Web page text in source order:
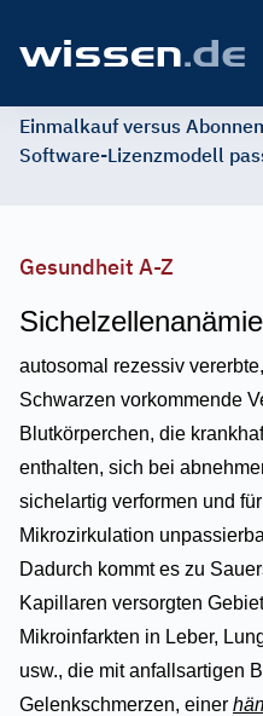
Einmalkauf versus
Software-Lizenzmodell
Gesundheit A-Z
Sichelzellenanämie
autosomal rezessiv
Schwarzen vorkommende
Blutkörperchen, die
enthalten, sich bei
sichelartig verformen und
Mikrozirkulation
Dadurch kommt es zu
Kapillaren versorgten
Mikroinfarkten in Leber,
usw., die mit anfallsartigen
Gelenkschmerzen, einer